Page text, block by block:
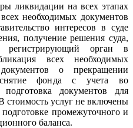
ликвидации на всех этапах
необходимых документов
интересов в суде
получение решения суда,
регистрирующий орган в
всех необходимых
о прекращении
снятие фонда с учета во
документов для
стоимость услуг не включены
подготовке промежуточного и
баланса.